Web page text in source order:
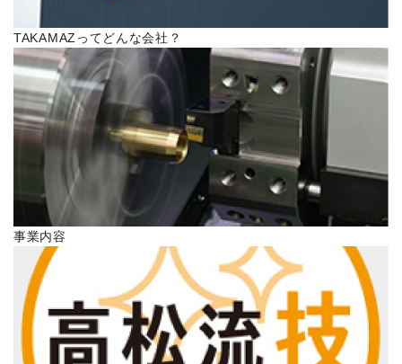
当社のセキュリティへの取り組み
プライバシーポリシー
ENGLISH
TAKAMAZってどんな会社？
事業内容